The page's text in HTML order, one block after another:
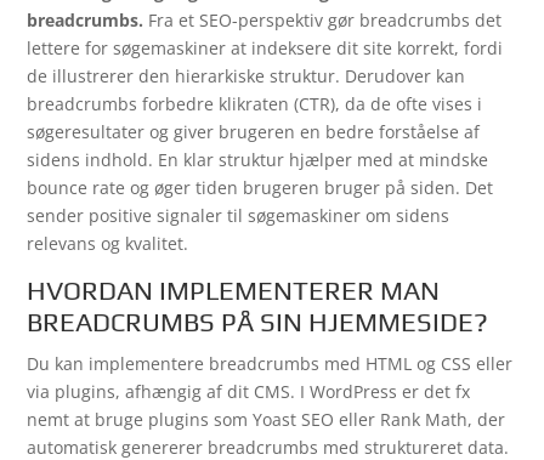
breadcrumbs. Fra et SEO-perspektiv gør breadcrumbs det
lettere for søgemaskiner at indeksere dit site korrekt, fordi
de illustrerer den hierarkiske struktur. Derudover kan
breadcrumbs forbedre klikraten (CTR), da de ofte vises i
søgeresultater og giver brugeren en bedre forståelse af
sidens indhold. En klar struktur hjælper med at mindske
bounce rate og øger tiden brugeren bruger på siden. Det
sender positive signaler til søgemaskiner om sidens
relevans og kvalitet.
HVORDAN IMPLEMENTERER MAN
BREADCRUMBS PÅ SIN HJEMMESIDE?
Du kan implementere breadcrumbs med HTML og CSS eller
via plugins, afhængig af dit CMS. I WordPress er det fx
nemt at bruge plugins som Yoast SEO eller Rank Math, der
automatisk genererer breadcrumbs med struktureret data.